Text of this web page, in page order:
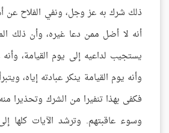
ذلك شرك به عز وجل، ونفي الفلاح عن
أنه لا أضل ممن دعا غيره، وأن ذلك
يستجيب لداعيه إلى يوم القيامة،
وأنه يوم القيامة ينكر عبادته إياه،
فكفى بهذا تنفيرا من الشرك وتحذيرا
وسوء عاقبتهم. وترشد الآيات كلها